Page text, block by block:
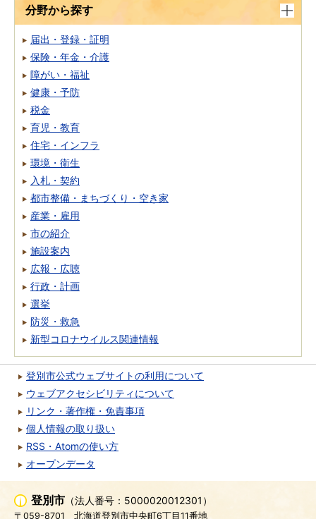
分野から探す
届出・登録・証明
保険・年金・介護
障がい・福祉
健康・予防
税金
育児・教育
住宅・インフラ
環境・衛生
入札・契約
都市整備・まちづくり・空き家
産業・雇用
市の紹介
施設案内
広報・広聴
行政・計画
選挙
防災・救急
新型コロナウイルス関連情報
登別市公式ウェブサイトの利用について
ウェブアクセシビリティについて
リンク・著作権・免責事項
個人情報の取り扱い
RSS・Atomの使い方
オープンデータ
登別市 （法人番号：5000020012301）
〒059-8701 北海道登別市中央町6丁目11番地